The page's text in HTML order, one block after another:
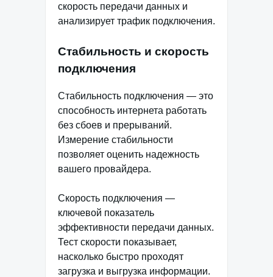
скорость передачи данных и
анализирует трафик подключения.
Стабильность и скорость
подключения
Стабильность подключения — это
способность интернета работать
без сбоев и прерываний.
Измерение стабильности
позволяет оценить надежность
вашего провайдера.
Скорость подключения —
ключевой показатель
эффективности передачи данных.
Тест скорости показывает,
насколько быстро проходят
загрузка и выгрузка информации.